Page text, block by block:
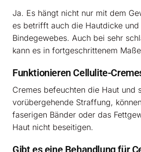
Ja. Es hängt nicht nur mit dem
es betrifft auch die Hautdicke
Bindegewebes. Auch bei sehr
kann es in fortgeschrittenem
Funktionieren Cellulite-
Cremes befeuchten die Haut und
vorübergehende Straffung,
faserigen Bänder oder das
Haut nicht beseitigen.